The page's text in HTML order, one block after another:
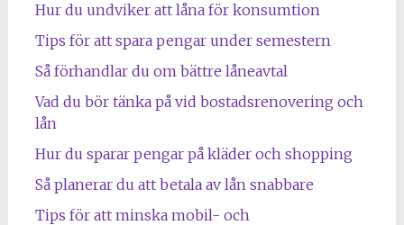
Hur du undviker att låna för konsumtion
Tips för att spara pengar under semestern
Så förhandlar du om bättre låneavtal
Vad du bör tänka på vid bostadsrenovering och
lån
Hur du sparar pengar på kläder och shopping
Så planerar du att betala av lån snabbare
Tips för att minska mobil- och